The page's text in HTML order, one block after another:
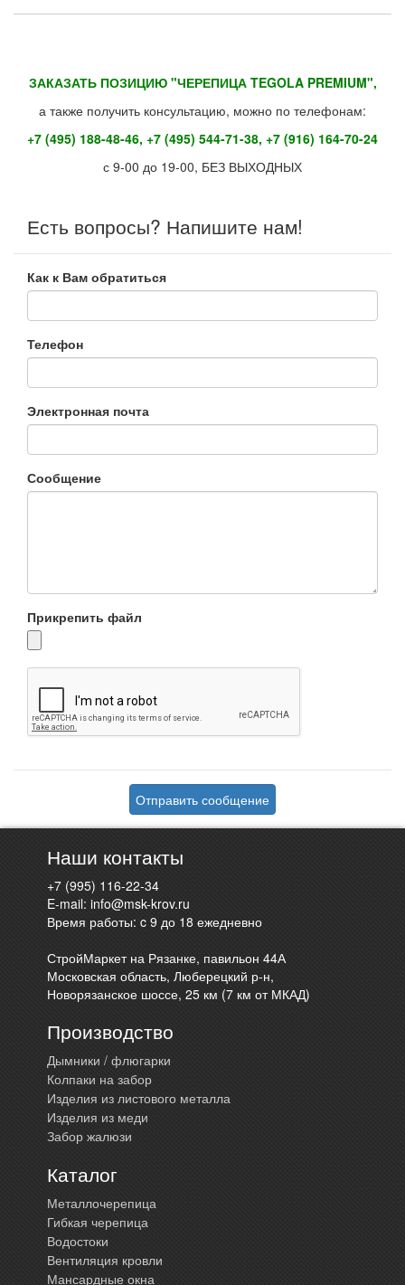
ЗАКАЗАТЬ ПОЗИЦИЮ "ЧЕРЕПИЦА TEGOLA PREMIUM",
а также получить консультацию, можно по телефонам:
+7 (495) 188-48-46, +7 (495) 544-71-38, +7 (916) 164-70-24
с 9-00 до 19-00, БЕЗ ВЫХОДНЫХ
Есть вопросы? Напишите нам!
Как к Вам обратиться
Телефон
Электронная почта
Сообщение
Прикрепить файл
Отправить сообщение
Наши контакты
+7 (995) 116-22-34
E-mail:info@msk-krov.ru
Время работы: c 9 до 18 ежедневно
СтройМаркет на Рязанке, павильон 44А
Московская область, Люберецкий р-н,
Новорязанское шоссе, 25 км (7 км от МКАД)
Производство
Дымники / флюгарки
Колпаки на забор
Изделия из листового металла
Изделия из меди
Забор жалюзи
Каталог
Металлочерепица
Гибкая черепица
Водостоки
Вентиляция кровли
Мансардные окна